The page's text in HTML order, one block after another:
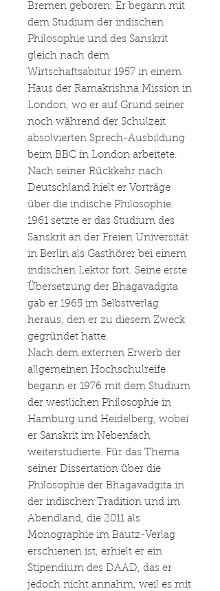
Bremen geboren. Er begann mit
dem Studium der indischen
Philosophie und des Sanskrit
gleich nach dem
Wirtschaftsabitur 1957 in einem
Haus der Ramakrishna Mission in
London, wo er auf Grund seiner
noch während der Schulzeit
absolvierten Sprech-Ausbildung
beim BBC in London arbeitete.
Nach seiner Rückkehr nach
Deutschland hielt er Vorträge
über die indische Philosophie.
1961 setzte er das Studium des
Sanskrit an der Freien Universität
in Berlin als Gasthörer bei einem
indischen Lektor fort. Seine erste
Übersetzung der Bhagavadgita
gab er 1965 im Selbstverlag
heraus, den er zu diesem Zweck
gegründet hatte.
Nach dem externen Erwerb der
allgemeinen Hochschulreife
begann er 1976 mit dem Studium
der westlichen Philosophie in
Hamburg und Heidelberg, wobei
er Sanskrit im Nebenfach
weiterstudierte. Für das Thema
seiner Dissertation über die
Philosophie der Bhagavadgita in
der indischen Tradition und im
Abendland, die 2011 als
Monographie im Bautz-Verlag
erschienen ist, erhielt er ein
Stipendium des DAAD, das er
jedoch nicht annahm, weil es mit